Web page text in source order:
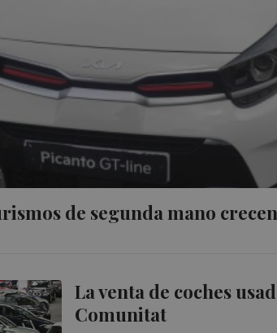
de segunda mano
La venta de coches
Comunitat